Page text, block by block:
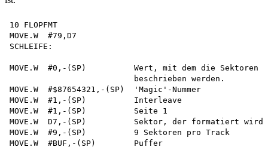
10 FLOPFMT
MOVE.W  #79,D7
SCHLEIFE:
MOVE.W  #0,-(SP)          Wert, mit dem die Sektoren
                          beschrieben werden.
MOVE.W  #$87654321,-(SP)  'Magic'-Nummer
MOVE.W  #1,-(SP)          Interleave
MOVE.W  #1,-(SP)          Seite 1
MOVE.W  D7,-(SP)          Sektor, der formatiert wird
MOVE.W  #9,-(SP)          9 Sektoren pro Track
MOVE.W  #BUF,-(SP)        Puffer